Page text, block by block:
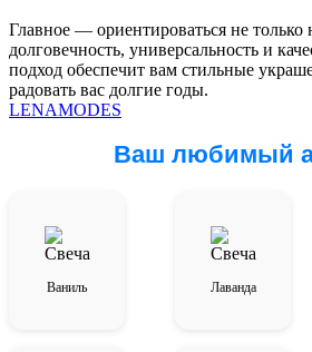
Главное — ориентироваться не только
долговечность, универсальность и
подход обеспечит вам стильные
радовать вас долгие годы.
LENAMODES
Ваш любимый
Ваниль Лаванда